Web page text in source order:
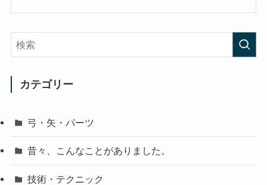
カテゴリー
弓・矢・パーツ
昔々、こんなことがありました。
技術・テクニック